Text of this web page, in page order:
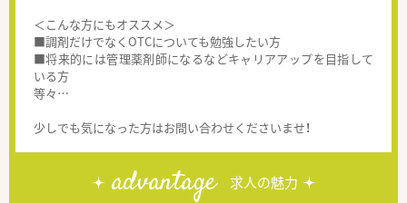
＜こんな方にもオススメ＞
■調剤だけでなくOTCについても勉強したい方
■将来的には管理薬剤師になるなどキャリアアップを目指して
いる方
等々…
少しでも気になった方はお問い合わせくださいませ！
advantage 求人の魅力